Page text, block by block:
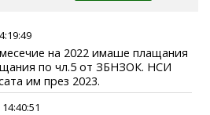
на 2022 имаше плащания
по чл.5 от ЗБНЗОК. НСИ
им през 2023.